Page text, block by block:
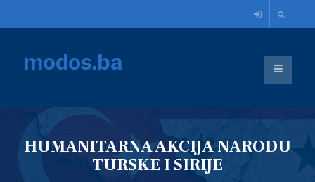
modos.ba
HUMANITARNA AKCIJA NARODU
TURSKE I SIRIJE